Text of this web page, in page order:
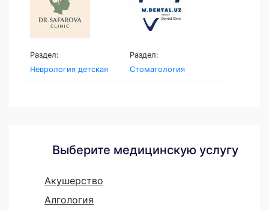
Раздел:
Неврология детская
Раздел:
Стоматология
Выберите медицинскую услугу
Акушерство
Алгология